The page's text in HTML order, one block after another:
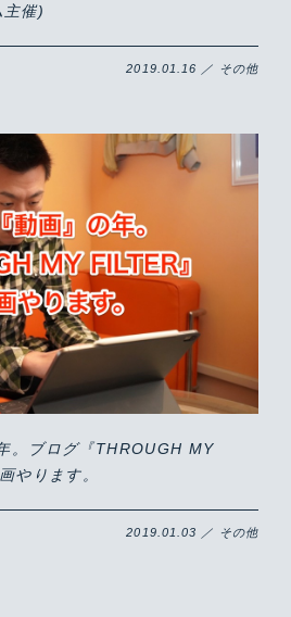
主催)
2019.01.16 ／ その他
。ブログ『THROUGH MY
やります。
2019.01.03 ／ その他